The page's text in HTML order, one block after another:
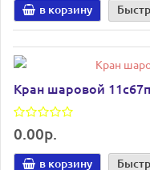
в корзину
Кран шаровой
0.00р.
в корзину